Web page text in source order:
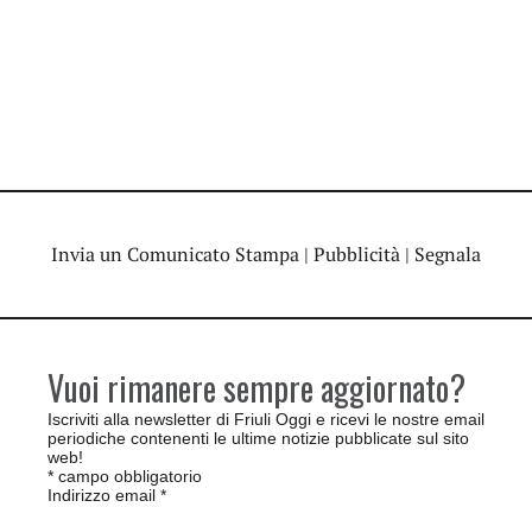
Invia un Comunicato Stampa | Pubblicità | Segnala
Vuoi rimanere sempre aggiornato?
Iscriviti alla newsletter di Friuli Oggi e ricevi le nostre email
periodiche contenenti le ultime notizie pubblicate sul sito
web!
* campo obbligatorio
Indirizzo email *